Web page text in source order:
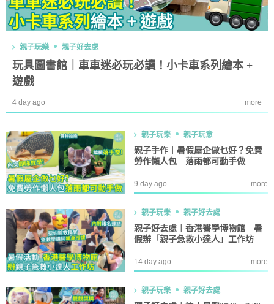
親子玩樂 親子好去處
玩具圖書館｜車車迷必玩必讀！小卡車系列繪本 +
遊戲
4 day ago more
親子玩樂 親子玩意
親子手作｜暑假屋企做乜好？免費
勞作懶人包 落雨都可動手做
9 day ago more
親子玩樂 親子好去處
親子好去處｜香港醫學博物館 暑
假辦「親子急救小達人」工作坊
14 day ago more
親子玩樂 親子好去處